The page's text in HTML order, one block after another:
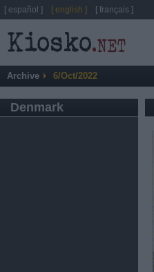
Archive 6/Oct/2022
Denmark
[ español ] [ english ] [ français ]